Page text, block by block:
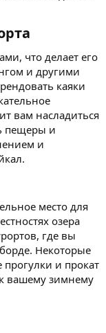
что делает его
и другими
каяки
вам насладиться
пещеры и
и
место для
озера
где вы
Некоторые
и прокат
вашему зимнему